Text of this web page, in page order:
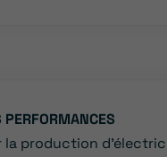
la production